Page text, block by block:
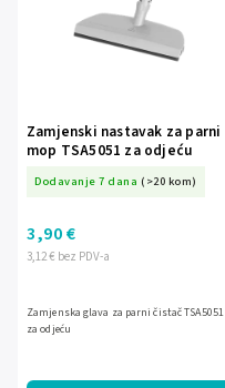
Zamjenski nastavak za parni
mop TSA5051 za odjeću
Dodavanje 7 dana (>20 kom)
3,12 € bez PDV-a
3,90 €
Zamjenska glava za parni čistač TSA5051
za odjeću